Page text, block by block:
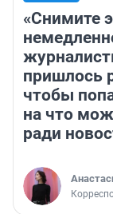
«Снимите
пришлось
чтобы
на что
ради